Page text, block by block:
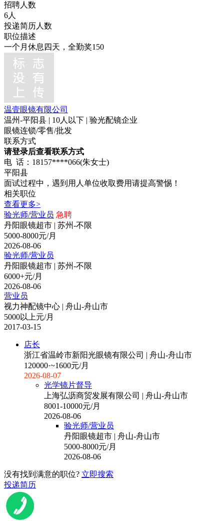
招聘人数
6人
投递简历人数
职位描述
一个月休息四天，全勤奖150
温壹眼镜有限公司
温州-平阳县 | 10人以下 | 验光配镜企业
眼镜连锁/零售/批发
联系方式
请登录后查看联系方式
电 话：18157****066(朱女士)
平阳县
面试过程中，遇到用人单位收取费用请提高警惕！
相关职位
查看更多>
验光师/营业员 急聘
丹阳眼镜超市 | 苏州-不限
5000-8000元/月
2026-08-06
验光师/营业员
丹阳眼镜超市 | 苏州-不限
6000+元/月
2026-08-06
营业员
视力神配镜中心 | 舟山-舟山市
5000以上元/月
2017-03-15
店长
浙江省温岭市新阳光眼镜有限公司 | 舟山-舟山市
120000·~1600元/月
2026-08-07
光学镜片督导
上海弘沥商贸发展有限公司 | 舟山-舟山市
8001-10000元/月
2026-08-06
验光师/营业员
丹阳眼镜超市 | 舟山-舟山市
5000-8000元/月
2026-08-06
没有找到满意的职位? 立即搜索
投递简历